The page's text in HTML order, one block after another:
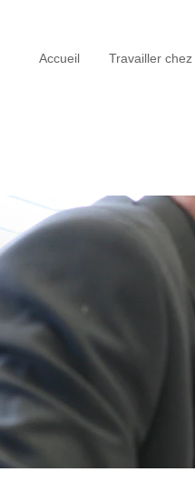
Accueil Travailler